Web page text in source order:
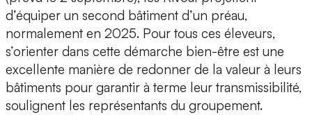
d’équiper un second bâtiment d’un préau,
normalement en 2025. Pour tous ces éleveurs,
s’orienter dans cette démarche bien-être est une
excellente manière de redonner de la valeur à leurs
bâtiments pour garantir à terme leur transmissibilité,
soulignent les représentants du groupement.